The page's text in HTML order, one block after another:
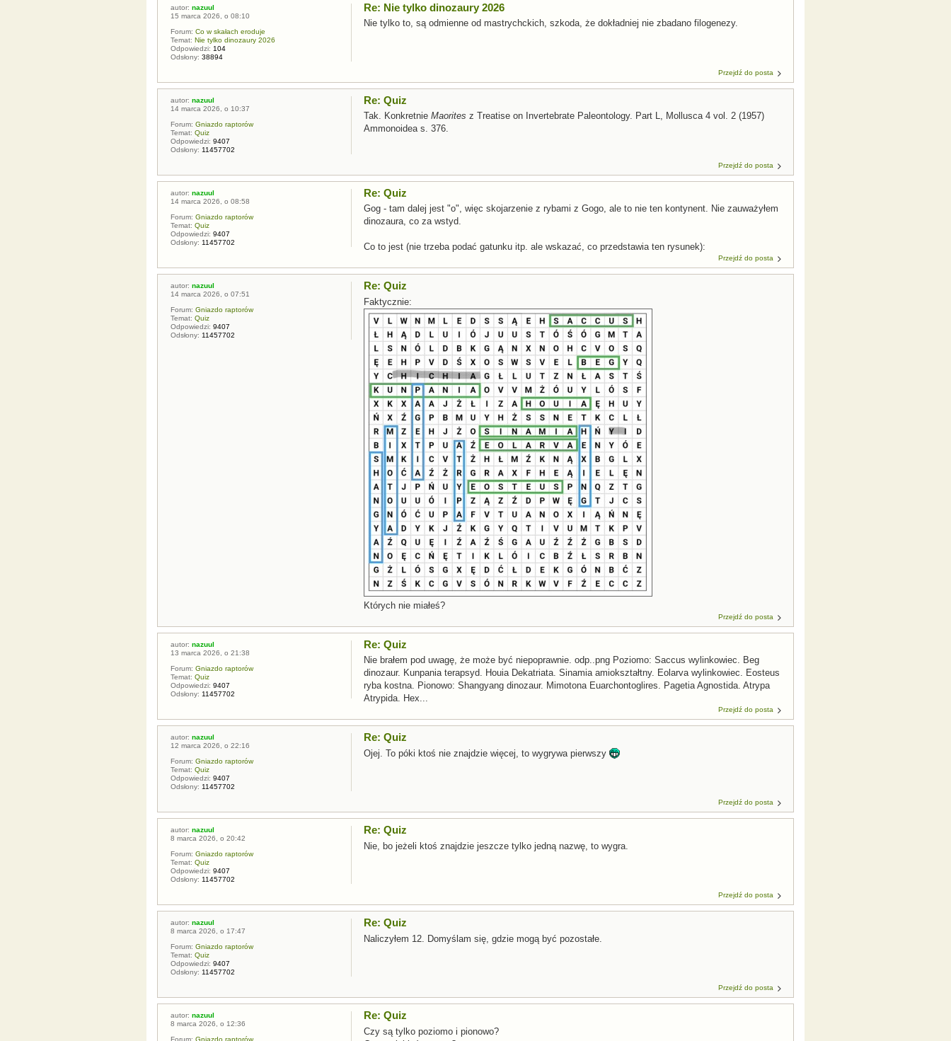
autor: nazuul
15 marca 2026, o 08:10
Forum: Co w skałach eroduje
Temat: Nie tylko dinozaury 2026
Odpowiedzi: 104
Odsłony: 38894
Re: Nie tylko dinozaury 2026
Nie tylko to, są odmienne od mastrychckich, szkoda, że dokładniej nie zbadano filogenezy.
Przejdź do posta
autor: nazuul
14 marca 2026, o 10:37
Forum: Gniazdo raptorów
Temat: Quiz
Odpowiedzi: 9407
Odsłony: 11457702
Re: Quiz
Tak. Konkretnie Maorites z Treatise on Invertebrate Paleontology. Part L, Mollusca 4 vol. 2 (1957)
Ammonoidea s. 376.
Przejdź do posta
autor: nazuul
14 marca 2026, o 08:58
Forum: Gniazdo raptorów
Temat: Quiz
Odpowiedzi: 9407
Odsłony: 11457702
Re: Quiz
Gog - tam dalej jest "o", więc skojarzenie z rybami z Gogo, ale to nie ten kontynent. Nie zauważyłem
dinozaura, co za wstyd.
Co to jest (nie trzeba podać gatunku itp. ale wskazać, co przedstawia ten rysunek):
Przejdź do posta
autor: nazuul
14 marca 2026, o 07:51
Forum: Gniazdo raptorów
Temat: Quiz
Odpowiedzi: 9407
Odsłony: 11457702
Re: Quiz
Faktycznie:
Których nie miałeś?
Przejdź do posta
autor: nazuul
13 marca 2026, o 21:38
Forum: Gniazdo raptorów
Temat: Quiz
Odpowiedzi: 9407
Odsłony: 11457702
Re: Quiz
​Nie brałem pod uwagę, że może być niepoprawnie. odp..png Poziomo: Saccus wylinkowiec. Beg
dinozaur. Kunpania terapsyd. Houia Dekatriata. Sinamia amiokształtny. Eolarva wylinkowiec. Eosteus ​
ryba kostna. Pionowo: Shangyang dinozaur. Mimotona Euarchontoglires. Pagetia Agnostida. Atrypa
Atrypida. Hex...
Przejdź do posta
autor: nazuul
12 marca 2026, o 22:16
Forum: Gniazdo raptorów
Temat: Quiz
Odpowiedzi: 9407
Odsłony: 11457702
Re: Quiz
Ojej. To póki ktoś nie znajdzie więcej, to wygrywa pierwszy
Przejdź do posta
autor: nazuul
8 marca 2026, o 20:42
Forum: Gniazdo raptorów
Temat: Quiz
Odpowiedzi: 9407
Odsłony: 11457702
Re: Quiz
Nie, bo jeżeli ktoś znajdzie jeszcze tylko jedną nazwę, to wygra.
Przejdź do posta
autor: nazuul
8 marca 2026, o 17:47
Forum: Gniazdo raptorów
Temat: Quiz
Odpowiedzi: 9407
Odsłony: 11457702
Re: Quiz
Naliczyłem 12. Domyślam się, gdzie mogą być pozostałe.
Przejdź do posta
autor: nazuul
8 marca 2026, o 12:36
Forum: Gniazdo raptorów
Re: Quiz
Czy są tylko poziomo i pionowo?